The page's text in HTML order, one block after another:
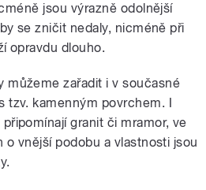
jsou výrazně odolnější
se zničit nedaly, nicméně při
opravdu dlouho.
můžeme zařadit i v současné
tzv. kamenným povrchem. I
granit či mramor, ve
vnější podobu a vlastnosti jsou